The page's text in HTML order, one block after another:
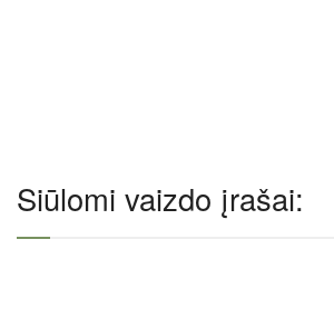
Siūlomi vaizdo įrašai: